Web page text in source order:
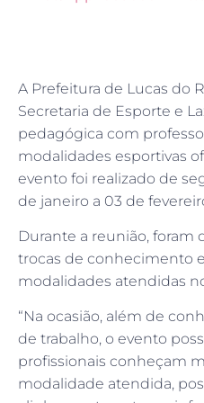
A Prefeitura de Lucas do
Secretaria de Esporte e
pedagógica com
modalidades esportivas
evento foi realizado de
de janeiro a 03 de
Durante a reunião, foram
trocas de conhecimento
modalidades atendidas
“Na ocasião, além de
de trabalho, o evento
profissionais conheçam
modalidade atendida,